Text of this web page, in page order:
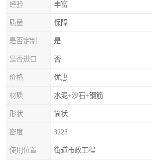
经验 丰富
质量 保障
是否定制 是
是否进口 否
价格 优惠
材质 水泥+沙石+钢筋
形状 筒状
密度 3223
使用位置 街道市政工程